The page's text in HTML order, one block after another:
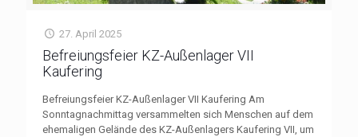
27. April 2025
Befreiungsfeier KZ-Außenlager VII
Kaufering
Befreiungsfeier KZ-Außenlager VII Kaufering Am
Sonntagnachmittag versammelten sich Menschen auf dem
ehemaligen Gelände des KZ-Außenlagers Kaufering VII, um